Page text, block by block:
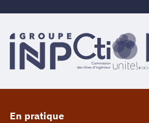
En pratique